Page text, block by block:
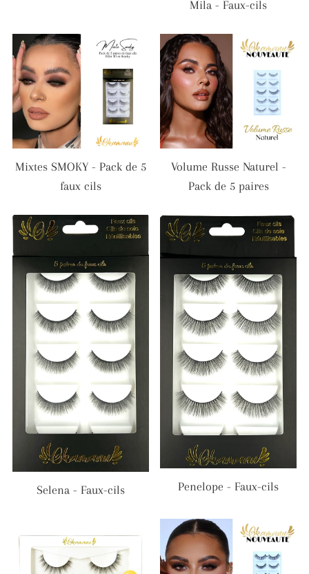
Mila - Faux-cils
Mixtes SMOKY - Pack de 5
faux cils
Volume Russe Naturel -
Pack de 5 paires
Selena - Faux-cils Penelope - Faux-cils